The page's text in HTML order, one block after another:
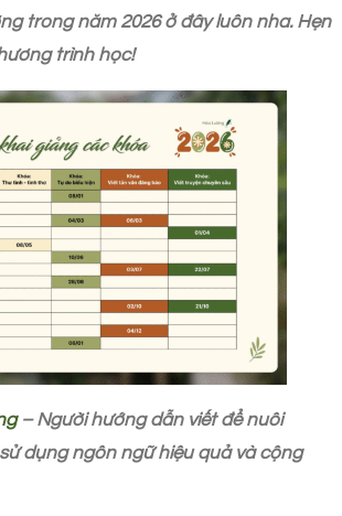
trong năm 2026 ở đây luôn nha. Hẹn
trình học!
– Người hướng dẫn viết để nuôi
dụng ngôn ngữ hiệu quả và cộng